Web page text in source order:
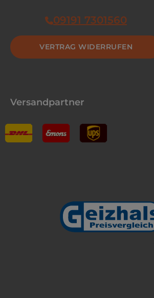
09191 7301560
VERTRAG WIDERRUFEN
Versandpartner